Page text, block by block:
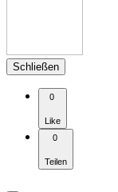
Schließen
0
Like
0
Teilen